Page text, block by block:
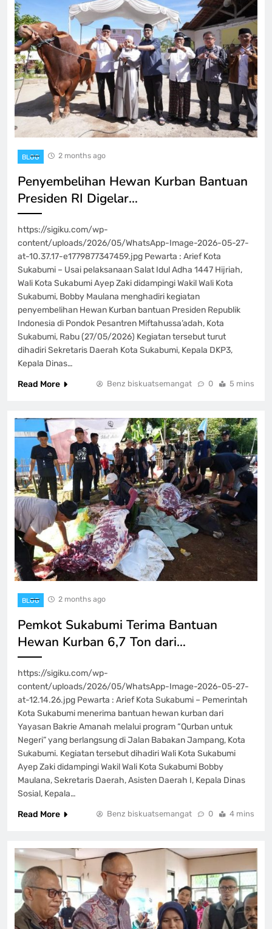
BLOG 2 months ago
Penyembelihan Hewan Kurban Bantuan
Presiden RI Digelar…
https://sigiku.com/wp-
content/uploads/2026/05/WhatsApp-Image-2026-05-27-
at-10.37.17-e1779877347459.jpg Pewarta : Arief Kota
Sukabumi – Usai pelaksanaan Salat Idul Adha 1447 Hijriah,
Wali Kota Sukabumi Ayep Zaki didampingi Wakil Wali Kota
Sukabumi, Bobby Maulana menghadiri kegiatan
penyembelihan Hewan Kurban bantuan Presiden Republik
Indonesia di Pondok Pesantren Miftahussa’adah, Kota
Sukabumi, Rabu (27/05/2026) Kegiatan tersebut turut
dihadiri Sekretaris Daerah Kota Sukabumi, Kepala DKP3,
Kepala Dinas…
Read More
Benz biskuatsemangat 0 5 mins
BLOG 2 months ago
Pemkot Sukabumi Terima Bantuan
Hewan Kurban 6,7 Ton dari…
https://sigiku.com/wp-
content/uploads/2026/05/WhatsApp-Image-2026-05-27-
at-12.14.26.jpg Pewarta : Arief Kota Sukabumi – Pemerintah
Kota Sukabumi menerima bantuan hewan kurban dari
Yayasan Bakrie Amanah melalui program “Qurban untuk
Negeri” yang berlangsung di Jalan Babakan Jampang, Kota
Sukabumi. Kegiatan tersebut dihadiri Wali Kota Sukabumi
Ayep Zaki didampingi Wakil Wali Kota Sukabumi Bobby
Maulana, Sekretaris Daerah, Asisten Daerah I, Kepala Dinas
Sosial, Kepala…
Read More
Benz biskuatsemangat 0 4 mins